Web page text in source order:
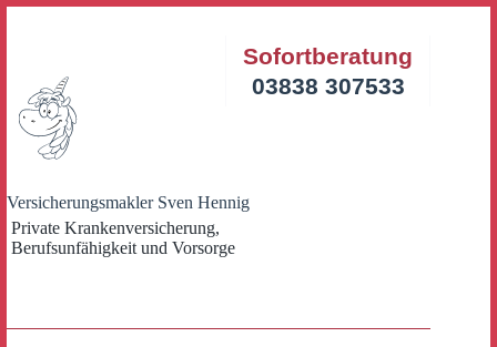
Versicherungsmakler Sven Hennig
Private Krankenversicherung,
Berufsunfähigkeit und Vorsorge
Sofortberatung
03838 307533